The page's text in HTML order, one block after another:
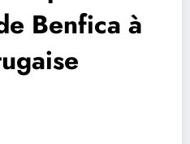
Benfica à